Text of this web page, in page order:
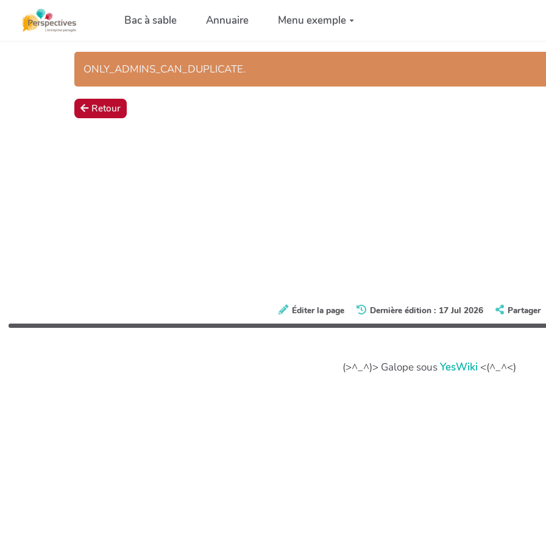
Aller au contenu principalBac à sable Annuaire Menu exemple
ONLY_ADMINS_CAN_DUPLICATE.
Retour
Éditer la page Dernière édition : 17 Jul 2026 Partager
(>^_^)> Galope sousYesWiki <(^_^<)